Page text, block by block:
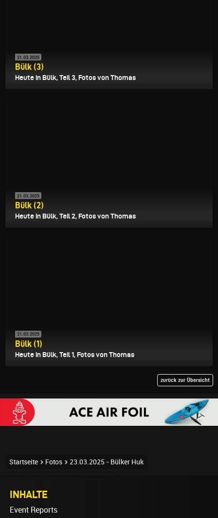
21.03.2025
Bülk (3)
Heute in Bülk, Teil 3, Fotos von Thomas
21.03.2025
Bülk (2)
Heute in Bülk, Teil 2, Fotos von Thomas
21.03.2025
Bülk (1)
Heute in Bülk, Teil 1, Fotos von Thomas
zurück zur Übersicht
Startseite Fotos 23.03.2025 - Bülker Huk
INHALTE
Event Reports